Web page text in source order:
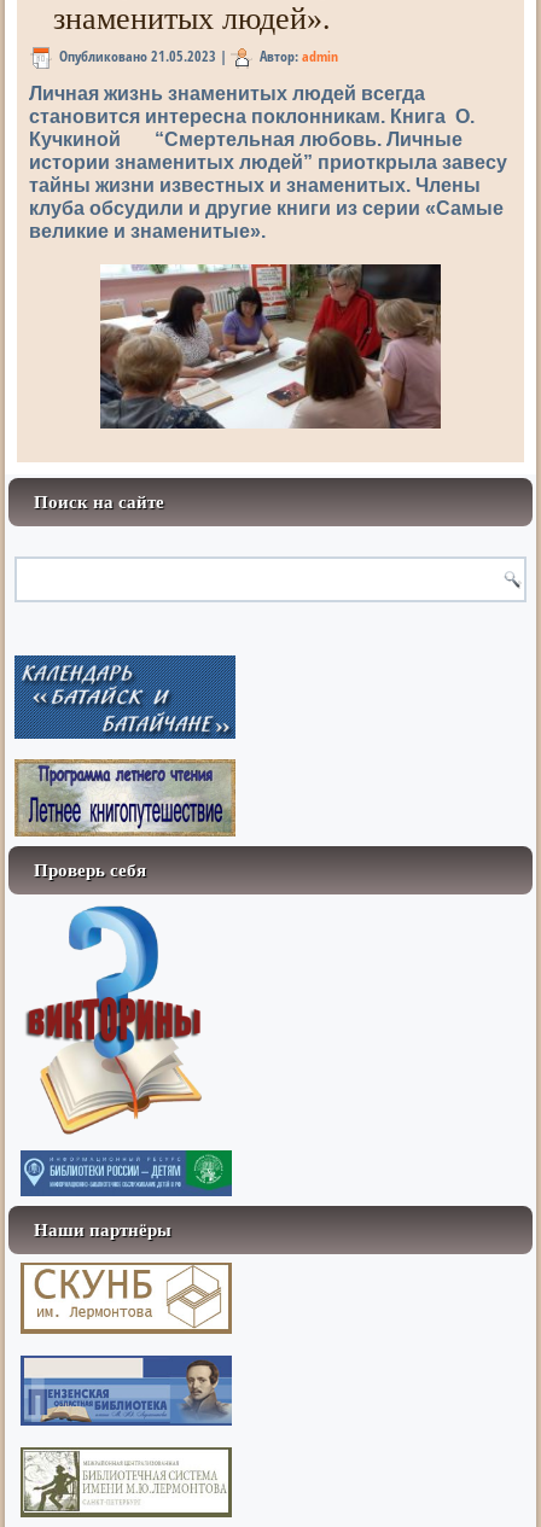
знаменитых людей».
Опубликовано 21.05.2023 | Автор: admin
Личная жизнь знаменитых людей всегда
становится интересна поклонникам. Книга О.
Кучкиной “Смертельная любовь. Личные
истории знаменитых людей” приоткрыла завесу
тайны жизни известных и знаменитых. Члены
клуба обсудили и другие книги из серии «Самые
великие и знаменитые».
Поиск на сайте
Проверь себя
Наши партнёры